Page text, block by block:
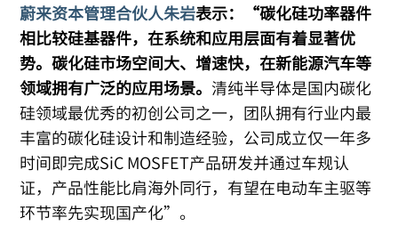
蔚来资本管理合伙人朱岩表示：“碳化硅功率器件
相比较硅基器件，在系统和应用层面有着显著优
势。碳化硅市场空间大、增速快，在新能源汽车等
领域拥有广泛的应用场景。 清纯半导体是国内碳化
硅领域最优秀的初创公司之一，团队拥有行业内最
丰富的碳化硅设计和制造经验，公司成立仅一年多
时间即完成SiC MOSFET产品研发并通过车规认
证，产品性能比肩海外同行，有望在电动车主驱等
环节率先实现国产化”。